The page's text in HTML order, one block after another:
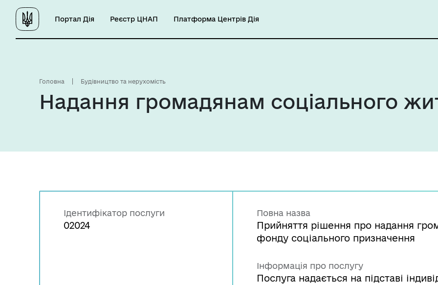
Портал Дія Реєстр ЦНАП Платформа Центрів Дія
Головна Будівництво та нерухомість
Надання громадянам соціального
Ідентифікатор послуги
02024
Повна назва
Прийняття рішення про надання
фонду соціального призначення
Інформація про послугу
Послуга надається на підставі